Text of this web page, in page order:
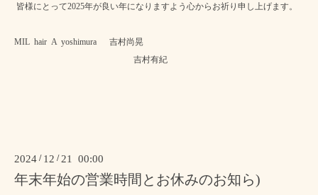
皆様にとって2025年が良い年になりますよう心からお祈り申し上げます。
MIL hair A yoshimura 吉村尚晃
吉村有紀
2024 / 12 / 21 00:00
年末年始の営業時間とお休みのお知ら)